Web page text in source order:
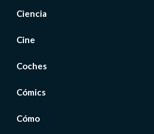
Ciencia
Cine
Coches
Cómics
Cómo